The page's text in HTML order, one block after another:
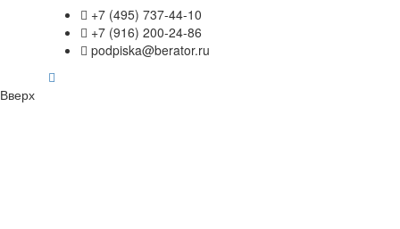
+7 (495) 737-44-10
+7 (916) 200-24-86
podpiska@berator.ru
Вверх